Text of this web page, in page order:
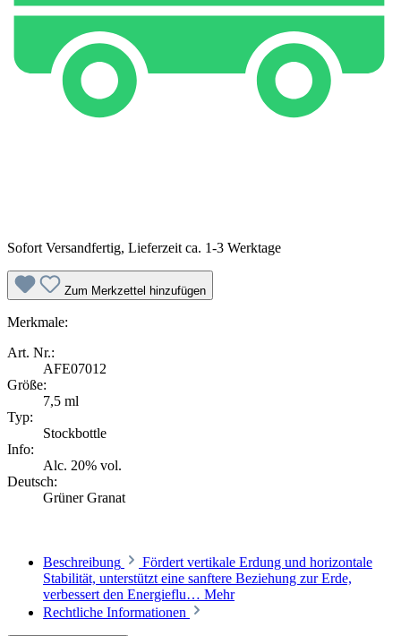
Sofort Versandfertig, Lieferzeit ca. 1-3 Werktage
Zum Merkzettel hinzufügen
Merkmale:
Art. Nr.:
AFE07012
Größe:
7,5 ml
Typ:
Stockbottle
Info:
Alc. 20% vol.
Deutsch:
Grüner Granat
Beschreibung
Fördert vertikale Erdung und horizontale
Stabilität, unterstützt eine sanftere Beziehung zur Erde,
verbessert den Energieflu… Mehr
Rechtliche Informationen